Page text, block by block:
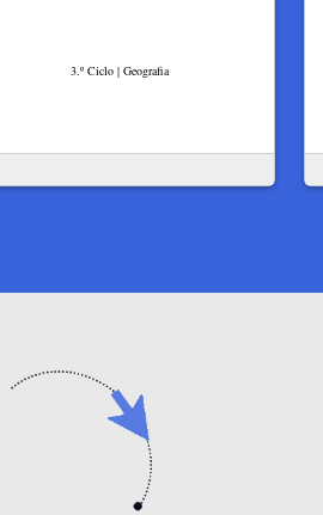
3.º Ciclo | Geografia